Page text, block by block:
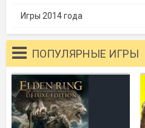
Игры 2014 года
ПОПУЛЯРНЫЕ ИГРЫ